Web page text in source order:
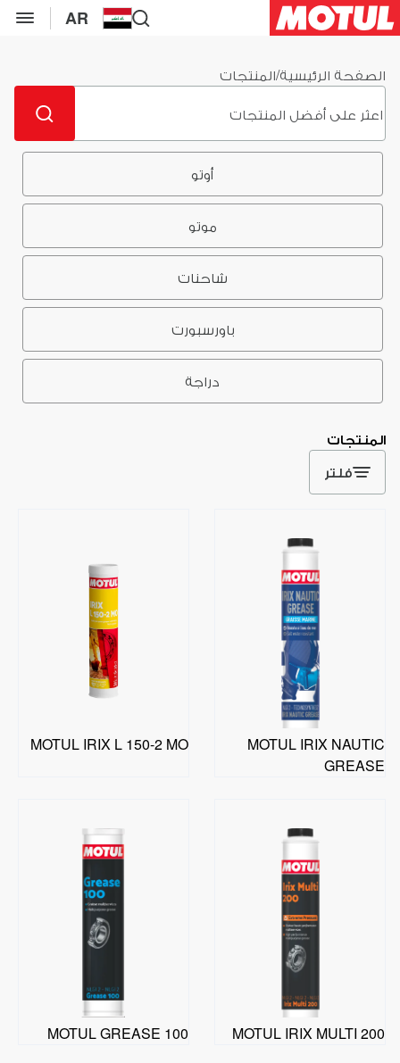
AR
الصفحة الرئيسية/المنتجات
أوتو
موتو
شاحنات
باورسبورت
دراجة
المنتجات
فلتر
MOTUL IRIX NAUTIC
GREASE
MOTUL IRIX L 150-2 MO
MOTUL IRIX MULTI 200
MOTUL GREASE 100